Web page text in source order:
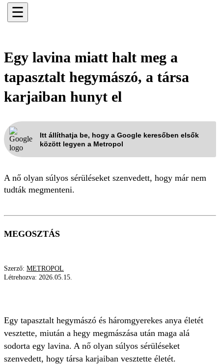
☰
Egy lavina miatt halt meg a
tapasztalt hegymászó, a társa
karjaiban hunyt el
Itt állíthatja be, hogy a Google keresőben elsők
között legyen a Metropol
A nő olyan súlyos sérüléseket szenvedett, hogy már nem
tudták megmenteni.
MEGOSZTÁS
Szerző: METROPOL
Létrehozva: 2026.05.15.
Egy tapasztalt hegymászó és háromgyerekes anya életét
vesztette, miután a hegy megmászása után maga alá
sodorta egy lavina. A nő olyan súlyos sérüléseket
szenvedett, hogy társa karjaiban vesztette életét.